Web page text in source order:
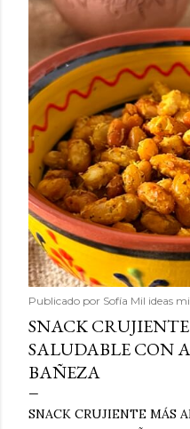
Publicado por Sofía Mil ideas
SNACK
SALUDABLE CON
BAÑEZA
SNACK CRUJIENTE MÁS